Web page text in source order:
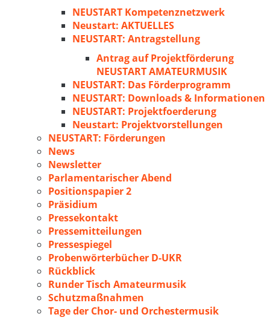
NEUSTART Kompetenznetzwerk
Neustart: AKTUELLES
NEUSTART: Antragstellung
Antrag auf Projektförderung
NEUSTART AMATEURMUSIK
NEUSTART: Das Förderprogramm
NEUSTART: Downloads & Informationen
NEUSTART: Projektfoerderung
Neustart: Projektvorstellungen
NEUSTART: Förderungen
News
Newsletter
Parlamentarischer Abend
Positionspapier 2
Präsidium
Pressekontakt
Pressemitteilungen
Pressespiegel
Probenwörterbücher D-UKR
Rückblick
Runder Tisch Amateurmusik
Schutzmaßnahmen
Tage der Chor- und Orchestermusik